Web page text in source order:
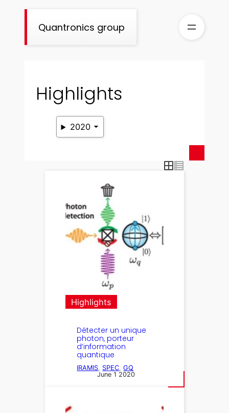
Quantronics group
Highlights
2020
Highlights
Détecter un unique
photon, porteur
d’information
quantique
IRAMIS SPEC , GQ
June 1 2020